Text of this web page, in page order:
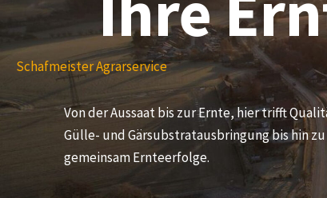
Schafmeister Agrarservice
Von der Aussaat bis zur Ernte, hier trifft
Gülle- und Gärsubstratausbringung bis hin
gemeinsam Ernteerfolge.